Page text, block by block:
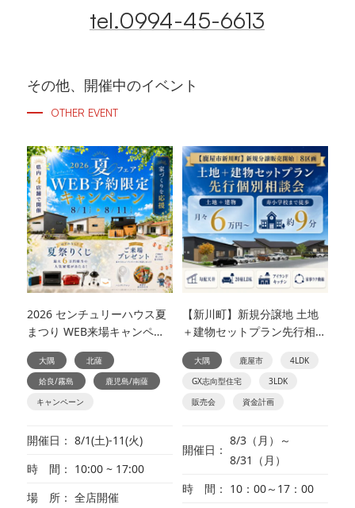
tel.0994-45-6613
その他、開催中のイベント
OTHER EVENT
2026 センチュリーハウス夏
まつり WEB来場キャンペー
ン
大隅
北薩
姶良/霧島
鹿児島/南薩
キャンペーン
開催日
8/1(土)-11(火)
時 間
10:00 ~ 17:00
場 所
全店開催
【新川町】新規分譲地 土地
＋建物セットプラン先行相談
会
大隅 鹿屋市
4LDK
GX志向型住宅
3LDK
販売会
資金計画
開催日
8/3（月）～
8/31（月）
時 間
10：00～17：00